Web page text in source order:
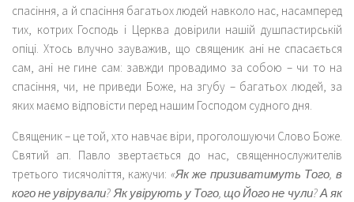
спасіння, а й спасіння багатьох людей навколо нас, насамперед
тих, котрих Господь і Церква довірили нашій душпастирській
опіці. Хтось влучно зауважив, що священик ані не спасається
сам, ані не гине сам: завжди провадимо за собою – чи то на
спасіння, чи, не приведи Боже, на згубу – багатьох людей, за
яких маємо відповісти перед нашим Господом судного дня.
Священик – це той, хто навчає віри, проголошуючи Слово Боже.
Святий ап. Павло звертається до нас, священнослужителів
третього тисячоліття, кажучи: «Як же призиватимуть Того, в
кого не увірували? Як увірують у Того, що Його не чули? А як